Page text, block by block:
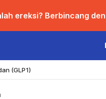
ereksi? Berbincang
(GLP1)